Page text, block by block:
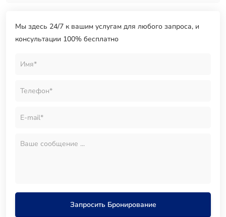
Мы здесь 24/7 к вашим услугам для любого запроса, и
консультации 100% бесплатно
Запросить Бронирование